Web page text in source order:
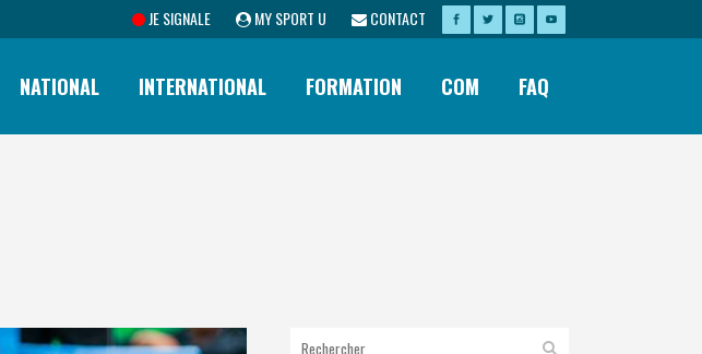
JE SIGNALE MY SPORT U CONTACT
NATIONAL INTERNATIONAL FORMATION COM FAQ